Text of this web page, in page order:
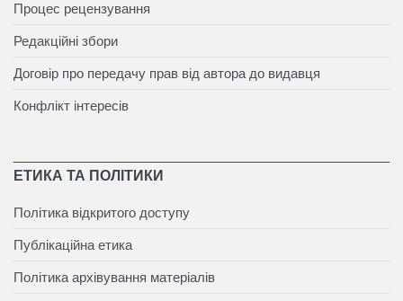
Процес рецензування
Редакційні збори
Договір про передачу прав від автора до видавця
Конфлікт інтересів
ЕТИКА ТА ПОЛІТИКИ
Політика відкритого доступу
Публікаційна етика
Політика архівування матеріалів